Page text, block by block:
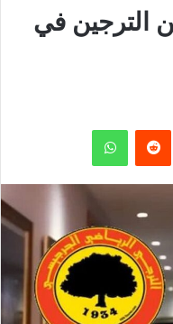
الترجين في
واتساب